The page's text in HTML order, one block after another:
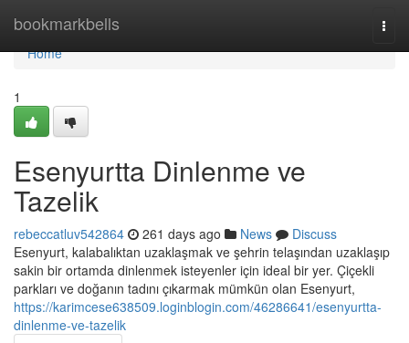
bookmarkbells
Home
Home
1
Esenyurtta Dinlenme ve
Tazelik
rebeccatluv542864 261 days ago News
Discuss
Esenyurt, kalabalıktan uzaklaşmak ve şehrin telaşından uzaklaşıp
sakin bir ortamda dinlenmek isteyenler için ideal bir yer. Çiçekli
parkları ve doğanın tadını çıkarmak mümkün olan Esenyurt,
https://karimcese638509.loginblogin.com/46286641/esenyurtta-
dinlenme-ve-tazelik